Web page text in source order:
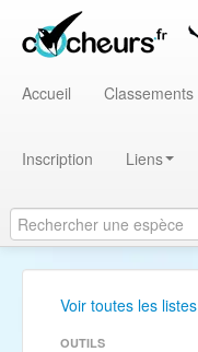
Accueil Classements
Inscription Liens
Voir toutes les listes
OUTILS